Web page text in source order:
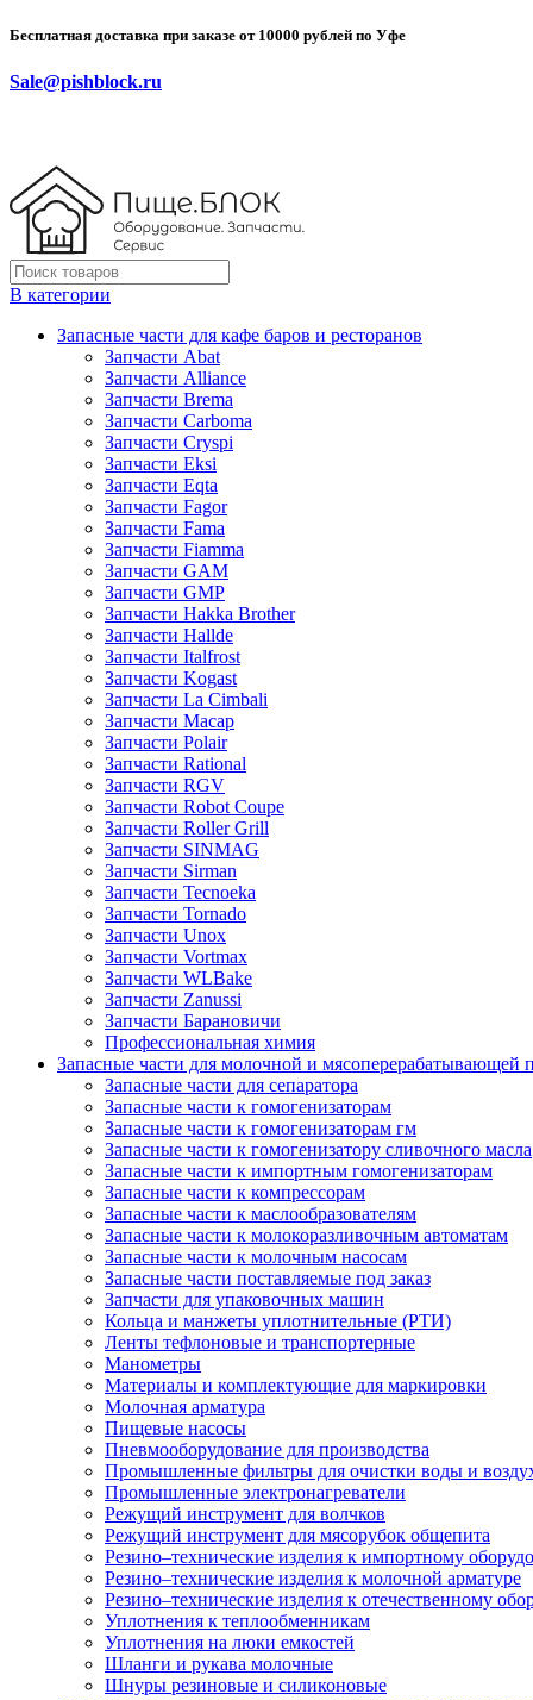
Бесплатная доставка при заказе от 10000 рублей по Уфе
Sale@pishblock.ru
В категории
Запасные части для кафе баров и ресторанов
Запчасти Abat
Запчасти Alliance
Запчасти Brema
Запчасти Carboma
Запчасти Cryspi
Запчасти Eksi
Запчасти Eqta
Запчасти Fagor
Запчасти Fama
Запчасти Fiamma
Запчасти GAM
Запчасти GMP
Запчасти Hakka Brother
Запчасти Hallde
Запчасти Italfrost
Запчасти Kogast
Запчасти La Cimbali
Запчасти Macap
Запчасти Polair
Запчасти Rational
Запчасти RGV
Запчасти Robot Coupe
Запчасти Roller Grill
Запчасти SINMAG
Запчасти Sirman
Запчасти Tecnoeka
Запчасти Tornado
Запчасти Unox
Запчасти Vortmax
Запчасти WLBake
Запчасти Zanussi
Запчасти Барановичи
Профессиональная химия
Запасные части для молочной и мясоперерабатывающей
Запасные части для сепаратора
Запасные части к гомогенизаторам
Запасные части к гомогенизаторам гм
Запасные части к гомогенизатору сливочного масла
Запасные части к импортным гомогенизаторам
Запасные части к компрессорам
Запасные части к маслообразователям
Запасные части к молокоразливочным автоматам
Запасные части к молочным насосам
Запасные части поставляемые под заказ
Запчасти для упаковочных машин
Кольца и манжеты уплотнительные (РТИ)
Ленты тефлоновые и транспортерные
Манометры
Материалы и комплектующие для маркировки
Молочная арматура
Пищевые насосы
Пневмооборудование для производства
Промышленные фильтры для очистки воды и
Промышленные электронагреватели
Режущий инструмент для волчков
Режущий инструмент для мясорубок общепита
Резино–технические изделия к импортному
Резино–технические изделия к молочной арматуре
Резино–технические изделия к отечественному
Уплотнения к теплообменникам
Уплотнения на люки емкостей
Шланги и рукава молочные
Шнуры резиновые и силиконовые